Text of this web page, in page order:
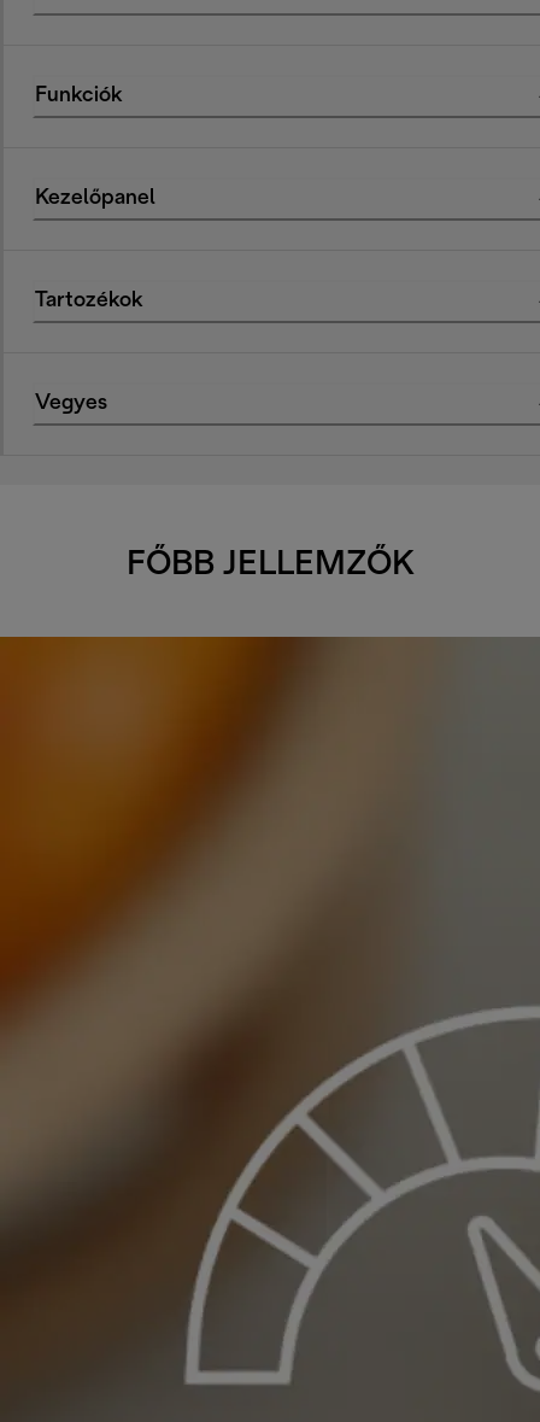
Funkciók
Kezelőpanel
Tartozékok
Vegyes
FŐBB JELLEMZŐK